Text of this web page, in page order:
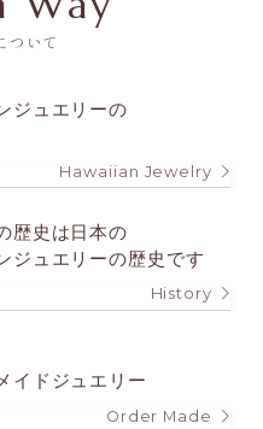
ついて
ジュエリーの
Hawaiian Jewelry
歴史は日本の
ジュエリーの歴史です
History
イドジュエリー
Order Made